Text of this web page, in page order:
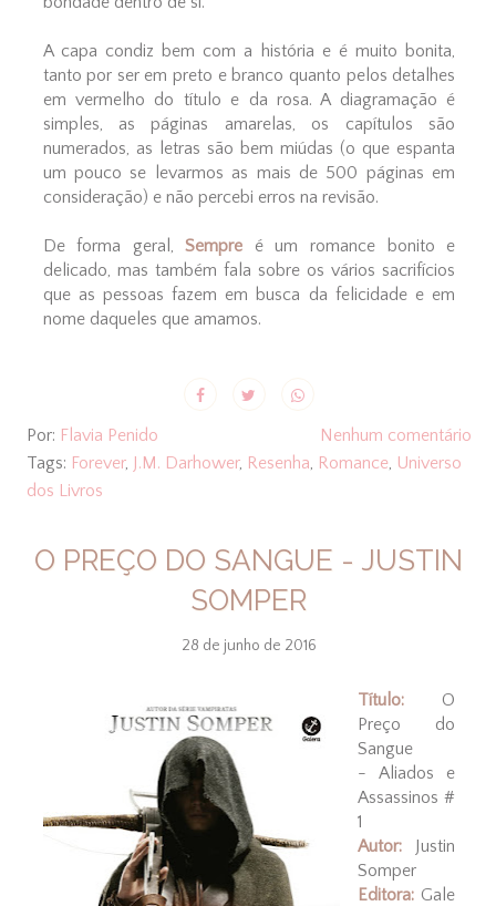
A capa condiz bem com a história e é muito bonita,
tanto por ser em preto e branco quanto pelos detalhes
em vermelho do título e da rosa. A diagramação é
simples, as páginas amarelas, os capítulos são
numerados, as letras são bem miúdas (o que espanta
um pouco se levarmos as mais de 500 páginas em
consideração) e não percebi erros na revisão.
De forma geral,Sempre é um romance bonito e
delicado, mas também fala sobre os vários sacrifícios
que as pessoas fazem em busca da felicidade e em
nome daqueles que amamos.
Por: Flavia Penido
Nenhum comentário
Tags: Forever, J.M. Darhower, Resenha, Romance, Universo
dos Livros
O PREÇO DO SANGUE - JUSTIN
SOMPER
28 de junho de 2016
Título:O
Preço do
Sangue
- Aliados e
Assassinos #
1
Autor:Justin
Somper
Editora:Gale